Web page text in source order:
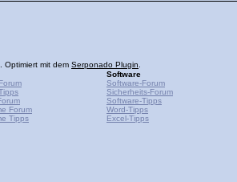
. Optimiert mit dem Serponado Plugin.
Forum
Tipps
Software
Software-Forum
Sicherheits-Forum
Software-Tipps
Word-Tipps
Excel-Tipps